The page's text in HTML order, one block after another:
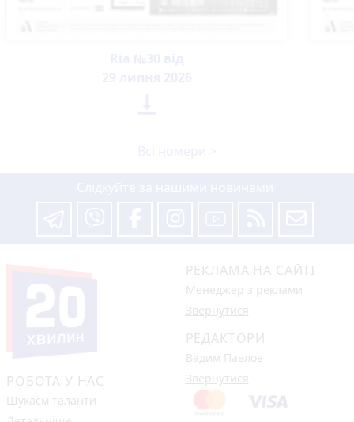
РОБОТА У НАС
Шукаєм таланти
РЕКЛАМА НА САЙТІ
Менеджер з реклами
Звернутися
РЕДАКТОРИ
Вадим Павлов
Звернутися